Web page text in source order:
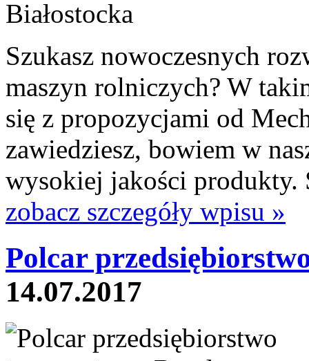
Szukasz nowoczesnych
maszyn rolniczych? W
się z propozycjami od
zawiedziesz, bowiem w
wysokiej jakości produkty.
zobacz szczegóły wpisu »
Polcar
14.07.2017